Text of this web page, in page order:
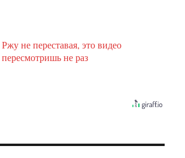
Ржу не переставая, это видео
пересмотришь не раз